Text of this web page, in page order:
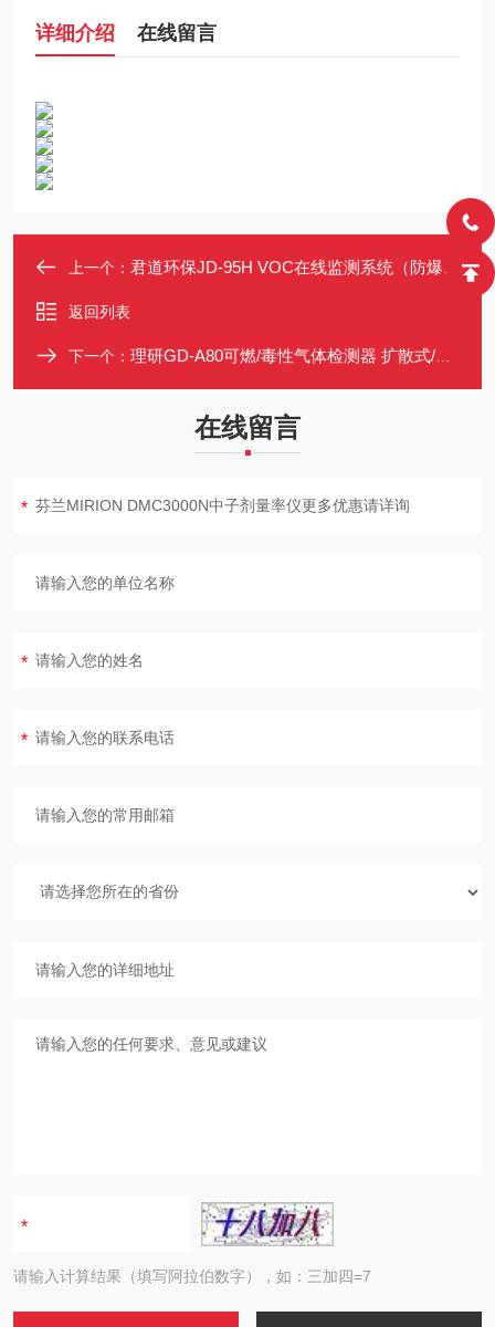
详细介绍 在线留言
上一个： 君道环保JD-95H VOC在线监测系统（防爆、防水、防尘）
返回列表
下一个： 理研GD-A80可燃/毒性气体检测器 扩散式/吸引式检测
在线留言
请输入计算结果（填写阿拉伯数字），如：三加四=7